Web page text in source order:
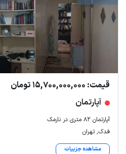
قیمت: 15,700,000,000 تومان
آپارتمان
آپارتمان 82 متری در نارمک
فدک, تهران
مشاهده جزییات